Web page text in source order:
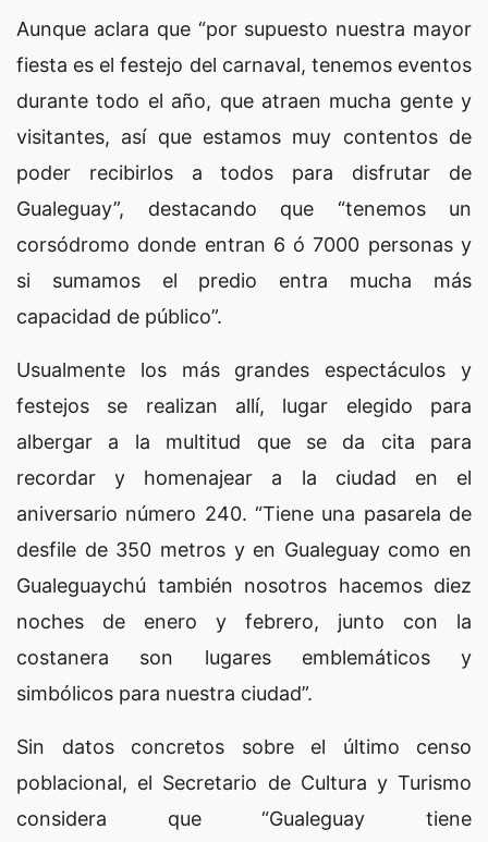
Aunque aclara que “por supuesto nuestra mayor
fiesta es el festejo del carnaval, tenemos eventos
durante todo el año, que atraen mucha gente y
visitantes, así que estamos muy contentos de
poder recibirlos a todos para disfrutar de
Gualeguay”, destacando que “tenemos un
corsódromo donde entran 6 ó 7000 personas y
si sumamos el predio entra mucha más
capacidad de público”.
Usualmente los más grandes espectáculos y
festejos se realizan allí, lugar elegido para
albergar a la multitud que se da cita para
recordar y homenajear a la ciudad en el
aniversario número 240. “Tiene una pasarela de
desfile de 350 metros y en Gualeguay como en
Gualeguaychú también nosotros hacemos diez
noches de enero y febrero, junto con la
costanera son lugares emblemáticos y
simbólicos para nuestra ciudad”.
Sin datos concretos sobre el último censo
poblacional, el Secretario de Cultura y Turismo
considera que “Gualeguay tiene